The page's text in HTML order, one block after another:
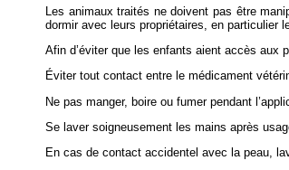
Les animaux traités ne doivent pas être
dormir avec leurs propriétaires, en particulier
Afin d’éviter que les enfants aient accès aux
Éviter tout contact entre le médicament
Ne pas manger, boire ou fumer pendant
Se laver soigneusement les mains après
En cas de contact accidentel avec la peau,